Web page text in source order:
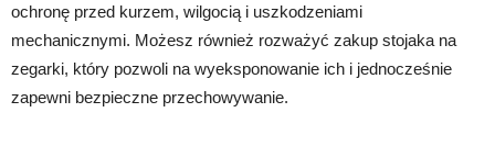
ochronę przed kurzem, wilgocią i uszkodzeniami
mechanicznymi. Możesz również rozważyć zakup stojaka na
zegarki, który pozwoli na wyeksponowanie ich i jednocześnie
zapewni bezpieczne przechowywanie.